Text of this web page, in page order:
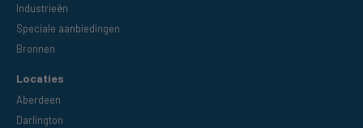
Industrieën
Speciale aanbiedingen
Bronnen
Locaties
Aberdeen
Darlington